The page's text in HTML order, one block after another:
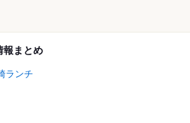
報まとめ
ランチ